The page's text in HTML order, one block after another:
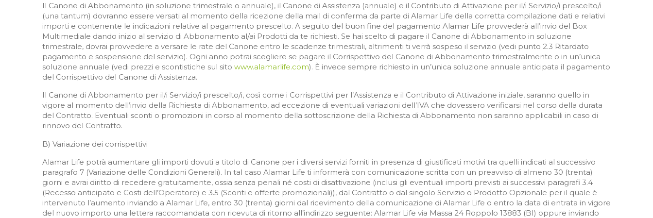
Il Canone di Abbonamento (in soluzione trimestrale o annuale), il Canone di Assistenza (annuale) e il Contributo di Attivazione per il/i Servizio/i prescelto/i
(una tantum) dovranno essere versati al momento della ricezione della mail di conferma da parte di Alamar Life della corretta compilazione dati e relativi
importi e contenente le indicazioni relative al pagamento prescelto. A seguito del buon fine del pagamento Alamar Life provvederà all’invio del Box
Multimediale dando inizio al servizio di Abbonamento al/ai Prodotti da te richiesti. Se hai scelto di pagare il Canone di Abbonamento in soluzione
trimestrale, dovrai provvedere a versare le rate del Canone entro le scadenze trimestrali, altrimenti ti verrà sospeso il servizio (vedi punto 2.3 Ritardato
pagamento e sospensione del servizio). Ogni anno potrai scegliere se pagare il Corrispettivo del Canone di Abbonamento trimestralmente o in un’unica
soluzione annuale (vedi prezzi e scontistiche sul sito www.alamarlife.com). È invece sempre richiesto in un’unica soluzione annuale anticipata il pagamento
del Corrispettivo del Canone di Assistenza.
Il Canone di Abbonamento per il/i Servizio/i prescelto/i, così come i Corrispettivi per l’Assistenza e il Contributo di Attivazione iniziale, saranno quello in
vigore al momento dell’invio della Richiesta di Abbonamento, ad eccezione di eventuali variazioni dell’IVA che dovessero verificarsi nel corso della durata
del Contratto. Eventuali sconti o promozioni in corso al momento della sottoscrizione della Richiesta di Abbonamento non saranno applicabili in caso di
rinnovo del Contratto.
B) Variazione dei corrispettivi
Alamar Life potrà aumentare gli importi dovuti a titolo di Canone per i diversi servizi forniti in presenza di giustificati motivi tra quelli indicati al successivo
paragrafo 7 (Variazione delle Condizioni Generali). In tal caso Alamar Life ti informerà con comunicazione scritta con un preavviso di almeno 30 (trenta)
giorni e avrai diritto di recedere gratuitamente, ossia senza penali né costi di disattivazione (inclusi gli eventuali importi previsti ai successivi paragrafi 3.4
(Recesso anticipato e Costi dell’Operatore) e 3.5 (Sconti e offerte promozionali)), dal Contratto o dal singolo Servizio o Prodotto Opzionale per il quale è
intervenuto l’aumento inviando a Alamar Life, entro 30 (trenta) giorni dal ricevimento della comunicazione di Alamar Life o entro la data di entrata in vigore
del nuovo importo una lettera raccomandata con ricevuta di ritorno all’indirizzo seguente: Alamar Life via Massa 24 Roppolo 13883 (BI) oppure inviando